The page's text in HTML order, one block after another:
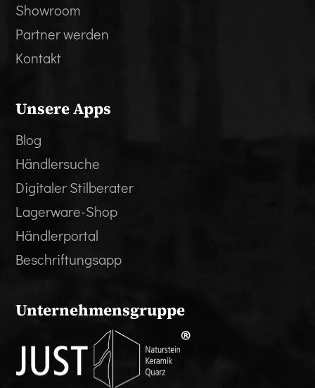
Showroom
Partner werden
Kontakt
Unsere Apps
Blog
Händlersuche
Digitaler Stilberater
Lagerware-Shop
Händlerportal
Beschriftungsapp
Unternehmensgruppe